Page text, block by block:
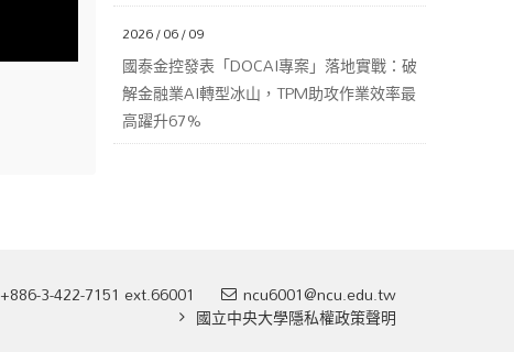
2026 / 06 / 09
國泰金控發表「DOCAI專案」落地實戰：破
解金融業AI轉型冰山，TPM助攻作業效率最
高躍升67%
+886-3-422-7151 ext.66001 ncu6001@ncu.edu.tw
國立中央大學隱私權政策聲明